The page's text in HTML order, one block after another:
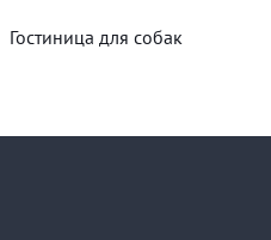
Гостиница для собак